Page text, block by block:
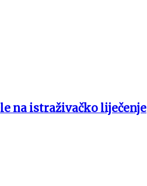
na istraživačko liječenje